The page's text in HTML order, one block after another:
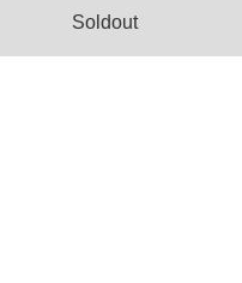
Soldout